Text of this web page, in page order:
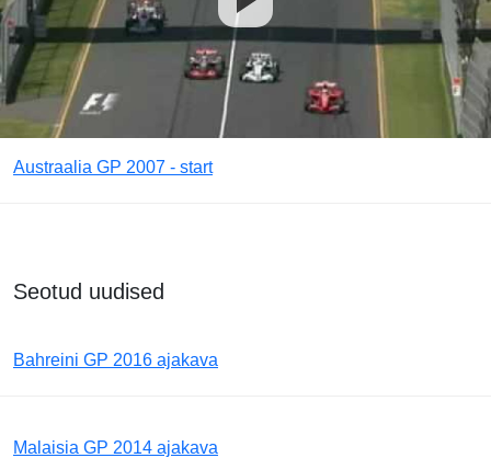
Austraalia GP 2007 - start
Seotud uudised
Bahreini GP 2016 ajakava
Malaisia GP 2014 ajakava